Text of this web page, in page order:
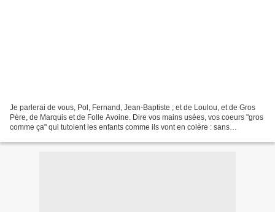
Je parlerai de vous, Pol, Fernand, Jean-Baptiste ; et de Loulou, et de Gros
Père, de Marquis et de Folle Avoine. Dire vos mains usées, vos coeurs "gros
comme ça" qui tutoient les enfants comme ils vont en colère : sans